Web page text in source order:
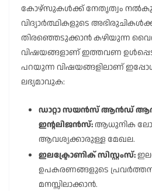
കോഴ്സുകൾക്ക് നേതൃത്വം
വിദ്യാർത്ഥികളുടെ
തിരഞ്ഞെടുക്കാൻ കഴിയുന്ന
വിഷയങ്ങളാണ് ഇത്തവണ
പറയുന്ന വിഷയങ്ങളിലാണ്
ലഭ്യമാവുക:
ഡാറ്റാ സയൻസ് ആൻഡ്
ഇൻ്റലിജൻസ്:ആധുനിക
ആവശ്യക്കാരുള്ള മേഖല.
ഇലക്ട്രോണിക് സിസ്റ്റംസ്:
ഉപകരണങ്ങളുടെ
മനസ്സിലാക്കാൻ.